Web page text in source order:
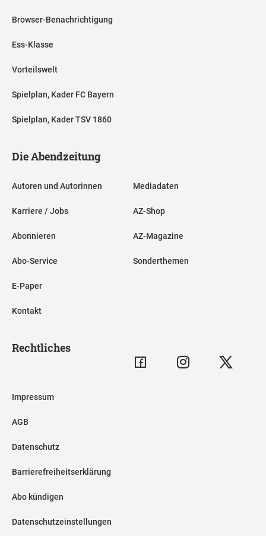
Browser-Benachrichtigung
Ess-Klasse
Vorteilswelt
Spielplan, Kader FC Bayern
Spielplan, Kader TSV 1860
Die Abendzeitung
Autoren und Autorinnen
Karriere / Jobs
Abonnieren
Abo-Service
E-Paper
Kontakt
Mediadaten
AZ-Shop
AZ-Magazine
Sonderthemen
Rechtliches
Impressum
AGB
Datenschutz
Barrierefreiheitserklärung
Abo kündigen
Datenschutzeinstellungen